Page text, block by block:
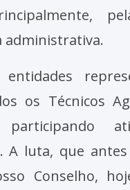
administrativa.
os Técnicos
participando
A luta, que
Conselho,